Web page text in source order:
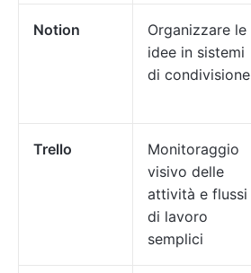
Notion
Organizzare le
idee in sistemi
di condivisione
Trello
Monitoraggio
visivo delle
attività e flussi
di lavoro
semplici